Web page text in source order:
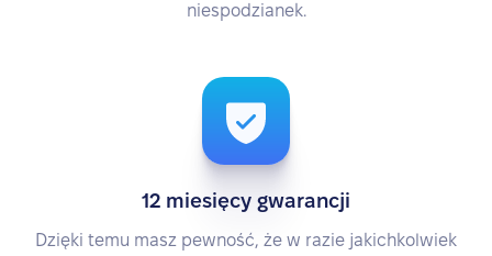
niespodzianek.
12 miesięcy gwarancji
Dzięki temu masz pewność, że w razie jakichkolwiek